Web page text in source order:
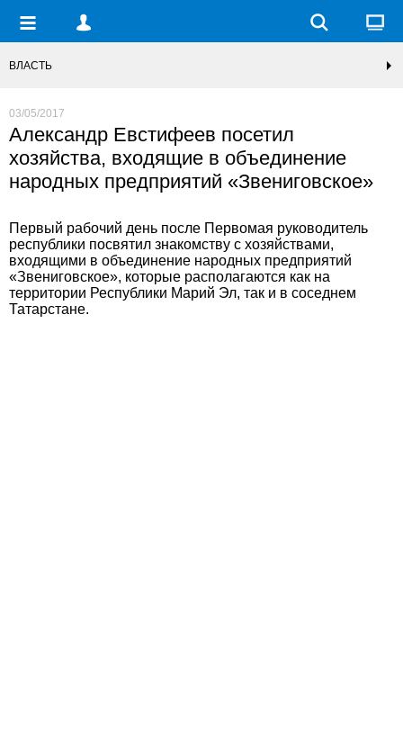
ВЛАСТЬ
03/05/2017
Александр Евстифеев посетил
хозяйства, входящие в объединение
народных предприятий «Звениговское»
Первый рабочий день после Первомая руководитель
республики посвятил знакомству с хозяйствами,
входящими в объединение народных предприятий
«Звениговское», которые располагаются как на
территории Республики Марий Эл, так и в соседнем
Татарстане.